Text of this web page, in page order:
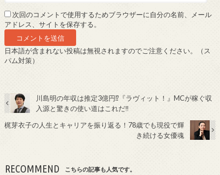
次回のコメントで使用するためブラウザーに自分の名前、メール
アドレス、サイトを保存する。
日本語が含まれない投稿は無視されますのでご注意ください。（ス
パム対策）
川島明の年収は推定3億円⁉『ラヴィット！』MCが稼ぐ収
入源と驚きの使い道はこれだ‼
梶芽衣子の人生とキャリアを振り返る！78歳でも現役で輝
き続ける女優魂
RECOMMEND こちらの記事も人気です。